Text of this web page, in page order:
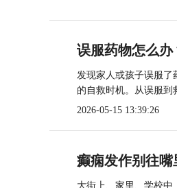
误服药物怎么
发现家人或孩子误服了
的自救时机。从误服到
2026-05-15 13:39:26
癫痫发作别往嘴
大街上、家里、学校中